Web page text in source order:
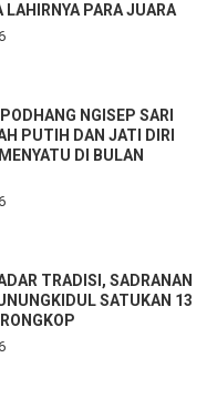
LAHIRNYA PARA JUARA
NGISEP SARI
PUTIH DAN JATI DIRI
DI BULAN
TRADISI, SADRANAN
SATUKAN 13